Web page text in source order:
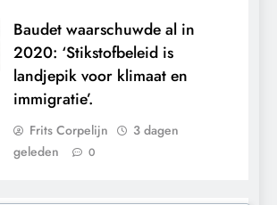
Baudet waarschuwde al in
2020: ‘Stikstofbeleid is
landjepik voor klimaat en
immigratie’.
Frits Corpelijn
3 dagen
geleden
0